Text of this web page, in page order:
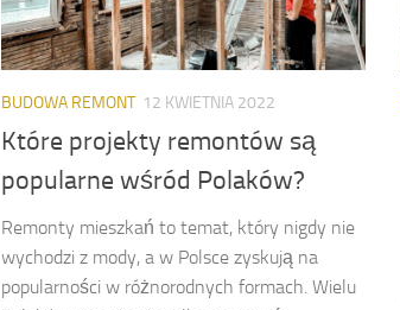
BUDOWA REMONT 12 KWIETNIA 2022
Które projekty remontów są
popularne wśród Polaków?
Remonty mieszkań to temat, który nigdy nie
wychodzi z mody, a w Polsce zyskują na
popularności w różnorodnych formach. Wielu